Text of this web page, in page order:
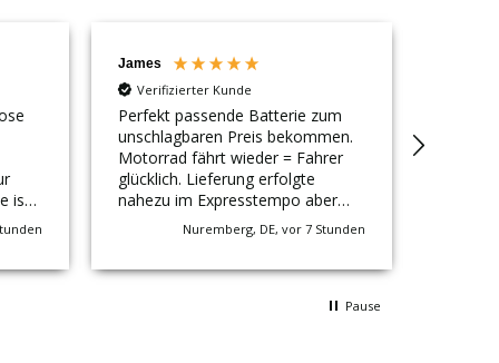
ist
James
Verifizierter Kunde
Perfekt passende Batterie zum
unschlagbaren Preis bekommen.
Motorrad fährt wieder = Fahrer
glücklich. Lieferung erfolgte
nahezu im Expresstempo aber
ohne Mehrkosten. Immer wieder
Nuremberg, DE, vor 7 Stunden
Pause